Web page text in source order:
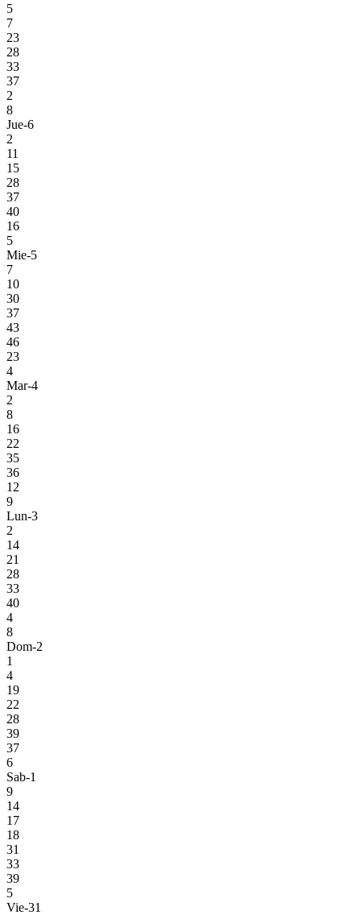
5
7
23
28
33
37
2
8
Jue-6
2
11
15
28
37
40
16
5
Mie-5
7
10
30
37
43
46
23
4
Mar-4
2
8
16
22
35
36
12
9
Lun-3
2
14
21
28
33
40
4
8
Dom-2
1
4
19
22
28
39
37
6
Sab-1
9
14
17
18
31
33
39
5
Vie-31